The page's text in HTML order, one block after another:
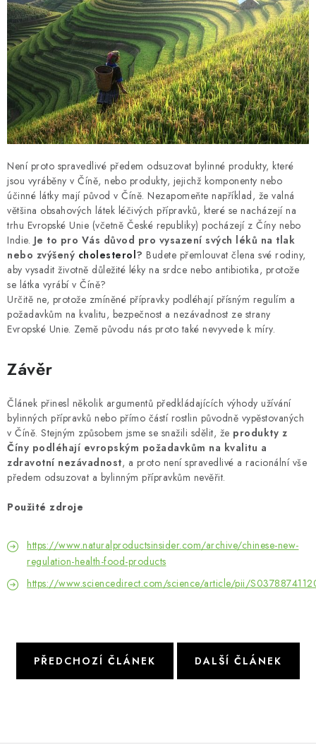
Není proto spravedlivé předem odsuzovat bylinné produkty, které
jsou vyráběny v Číně, nebo produkty, jejichž komponenty nebo
účinné látky mají původ v Číně. Nezapomeňte například, že valná
většina obsahových látek léčivých přípravků, které se nacházejí na
trhu Evropské Unie (včetně České republiky) pocházejí z Číny nebo
Indie. Je to pro Vás důvod pro vysazení svých léků na tlak
nebo zvýšený cholesterol? Budete přemlouvat člena své rodiny,
aby vysadit životně důležité léky na srdce nebo antibiotika, protože
se látka vyrábí v Číně?
Určitě ne, protože zmíněné přípravky podléhají přísným regulím a
požadavkům na kvalitu, bezpečnost a nezávadnost ze strany
Evropské Unie. Země původu nás proto také nevyvede k míry.
Závěr
Článek přinesl několik argumentů předkládajících výhody užívání
bylinných přípravků nebo přímo částí rostlin původně vypěstovaných
v Číně. Stejným způsobem jsme se snažili sdělit, že produkty z
Číny podléhají evropským požadavkům na kvalitu a
zdravotní nezávadnost, a proto není spravedlivé a racionální vše
předem odsuzovat a bylinným přípravkům nevěřit.
Použité zdroje
https://www.naturalproductsinsider.com/archive/chinese-new-
regulation-health-food-products
https://www.sciencedirect.com/science/article/pii/
PŘEDCHOZÍ ČLÁNEK DALŠÍ ČLÁNEK